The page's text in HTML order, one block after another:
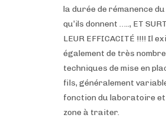
la durée de rémanence
qu’ils donnent ….., ET
LEUR EFFICACITÉ !!!! Il
également de très
techniques de mise en
fils, généralement
fonction du laboratoire et
zone à traiter.